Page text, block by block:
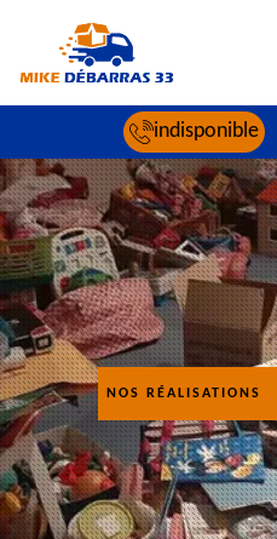
indisponible
NOS RÉALISATIONS